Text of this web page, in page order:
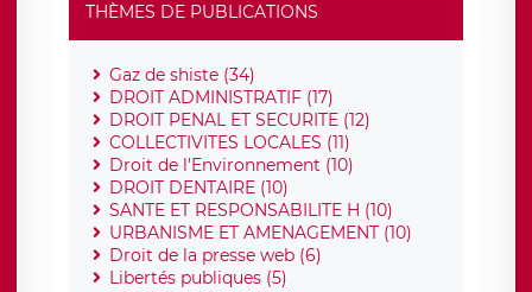
THÈMES DE PUBLICATIONS
Gaz de shiste (34)
DROIT ADMINISTRATIF (17)
DROIT PENAL ET SECURITE (12)
COLLECTIVITES LOCALES (11)
Droit de l'Environnement (10)
DROIT DENTAIRE (10)
SANTE ET RESPONSABILITE H (10)
URBANISME ET AMENAGEMENT (10)
Droit de la presse web (6)
Libertés publiques (5)